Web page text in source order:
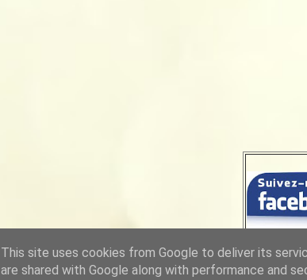
This site uses cookies from Google to deliver its
are shared with Google along with performance and